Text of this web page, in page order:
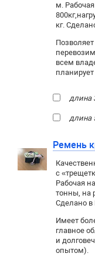
м. Рабочая
800кг,
кг.
всем
длина
длина
Ремень
с
Рабочая
тонны, на
Сделано в
Имеет
главное
и
опытом).